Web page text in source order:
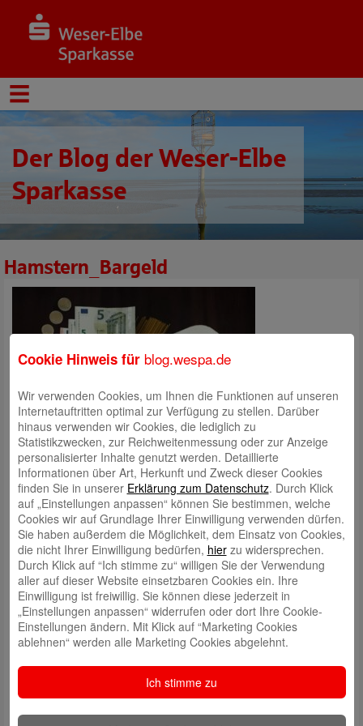
Der Blog der Weser-Elbe
Sparkasse
Hamstern_Bargeld
Schreibe einen Kommentar
Deine E-Mail-Adresse wird nicht veröffentlicht. Erforderliche Felder
sind mit markiert
E-Mail*
Cookie Hinweis für blog.wespa.de
Wir verwenden Cookies, um Ihnen die Funktionen auf unseren
Internetauftritten optimal zur Verfügung zu stellen. Darüber
hinaus verwenden wir Cookies, die lediglich zu
Statistikzwecken, zur Reichweitenmessung oder zur Anzeige
personalisierter Inhalte genutzt werden. Detaillierte
Informationen über Art, Herkunft und Zweck dieser Cookies
finden Sie in unserer Erklärung zum Datenschutz. Durch Klick
auf „Einstellungen anpassen“ können Sie bestimmen, welche
Cookies wir auf Grundlage Ihrer Einwilligung verwenden dürfen.
Sie haben außerdem die Möglichkeit, dem Einsatz von Cookies,
die nicht Ihrer Einwilligung bedürfen, hierzu widersprechen.
Durch Klick auf “Ich stimme zu“ willigen Sie der Verwendung
aller auf dieser Website einsetzbaren Cookies ein. Ihre
Einwilligung ist freiwillig. Sie können diese jederzeit in
„Einstellungen anpassen“ widerrufen oder dort Ihre Cookie-
Einstellungen ändern. Mit Klick auf “Marketing Cookies
ablehnen“ werden alle Marketing Cookies abgelehnt.
Ich stimme zu